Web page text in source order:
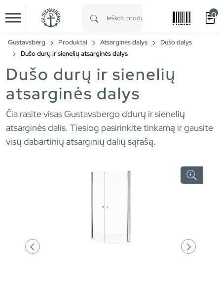
Skip to main content
0
Gustavsberg Produktai Atsarginės dalys
Dušo dalys
Dušo durų ir sienelių atsarginės dalys
Dušo durų ir sienelių
atsarginės dalys
Čia rasite visas Gustavsbergo ddurų ir sienelių
atsarginės dalis. Tiesiog pasirinkite tinkamą ir gausite
visų dabartinių atsarginių dalių sąrašą.